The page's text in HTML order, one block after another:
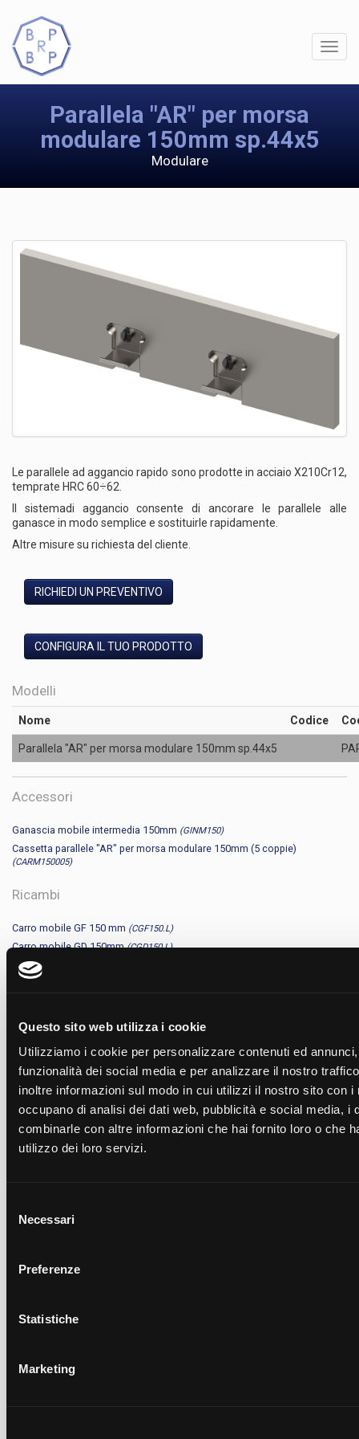
Questo sito web utilizza i cookie
Utilizziamo i cookie per personalizzare contenuti ed
funzionalità dei social media e per analizzare il nostro
inoltre informazioni sul modo in cui utilizzi il nostro sito con i
occupano di analisi dei dati web, pubblicità e social media, i
combinarle con altre informazioni che hai fornito loro o che
utilizzo dei loro servizi.
delNecessari
Preferenze
Statistiche
Marketing
Parallela "AR" per morsa
modulare 150mm sp.44x5
Modulare
Le parallele ad aggancio rapido sono prodotte in acciaio X210Cr12,
temprate HRC 60÷62.
Il sistemadi aggancio consente di ancorare le parallele alle
ganasce in modo semplice e sostituirle rapidamente.
Altre misure su richiesta del cliente.
RICHIEDI UN PREVENTIVO
CONFIGURA IL TUO PRODOTTO
Modelli
Nome Codice
Parallela "AR" per morsa modulare 150mm sp.44x5
Accessori
Ganascia mobile intermedia 150mm (GINM150)
Cassetta parallele "AR" per morsa modulare 150mm (5 coppie)
(CARM150005)
Ricambi
Carro mobile GF 150 mm (CGF150.L)
Carro mobile GD 150mm(CGD150.L)
Portaganasce GF 150mm
Portaganasce GD 150mm
Carro mobile GF 150 mm (CGF150.M)
Carro mobile GD 150mm(CGD150.M)
Portaganasce GF 150mm(PGF150.N)
Portaganasce GF 150mm(PGF150.M)
Portaganasce GD 150mm(PGD150.N)
Portaganasce GD 150mm(PGD150.M)
Richiedi un preventivo per il
Compila il modulo per inviarci una richiesta